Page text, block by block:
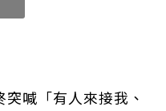
突喊「有人來接我、